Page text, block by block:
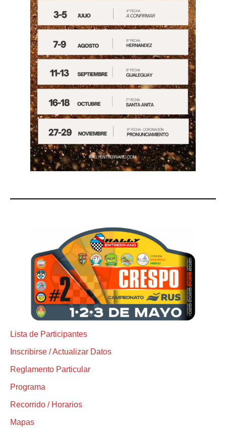
Lista de Participantes
Inscribirse / Actualizar Datos
Reglamento Particular
Programa
Recorrido / Horarios
Mapas